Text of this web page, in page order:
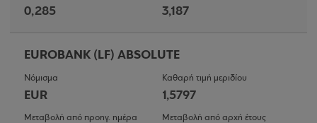
0,285 3,187
EUROBANK (LF) ABSOLUTE
Νόμισμα
EUR
Καθαρή τιμή μεριδίου
1,5797
Μεταβολή από προηγ. ημέρα Μεταβολή από αρχή έτους